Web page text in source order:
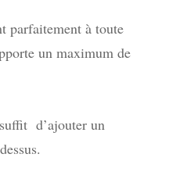
parfaitement à toute
un maximum de
d’ajouter un